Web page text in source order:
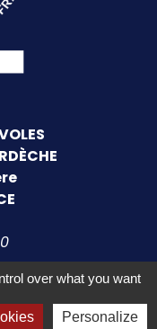
2026
over what you want
Personalize